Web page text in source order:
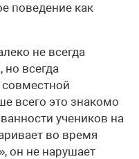
поведение как
не всегда
всегда
всего это знакомо
учеников на
во время
он не нарушает